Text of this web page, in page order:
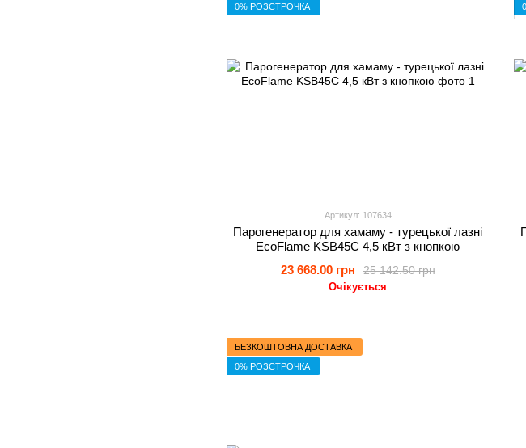
0% РОЗСТРОЧКА
Артикул: 107634
Парогенератор для хамаму - турецької лазні
EcoFlame KSB45C 4,5 кВт з кнопкою
25 142.50 грн
23 668.00 грн
Очікується
БЕЗКОШТОВНА ДОСТАВКА
0% РОЗСТРОЧКА